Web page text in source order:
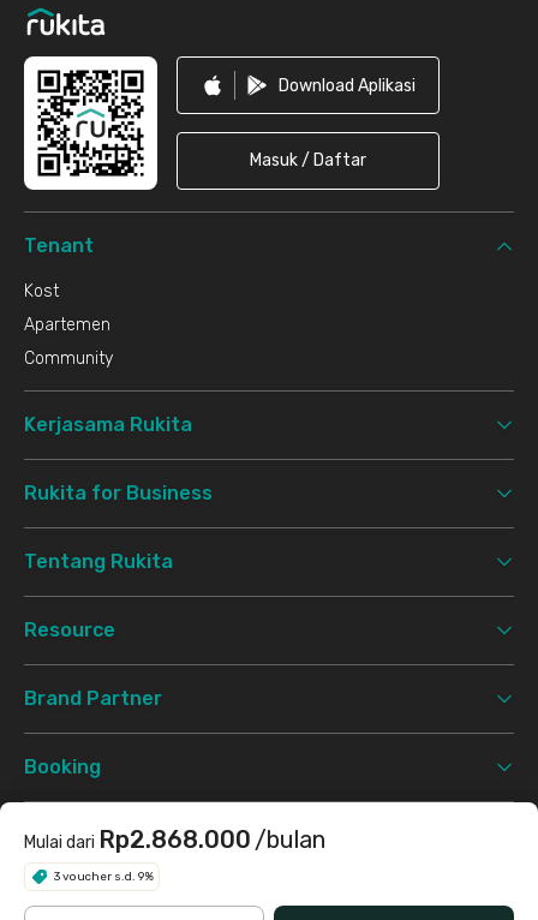
Mulai dari Rp2.868.000 /bulan
3 voucher s.d. 9%
Download Aplikasi
Masuk / Daftar
Tenant
Kost
Apartemen
Community
Kerjasama Rukita
Rukita for Business
Tentang Rukita
Resource
Brand Partner
Booking
Support
Syarat & Ketentuan Kebijakan Privasi